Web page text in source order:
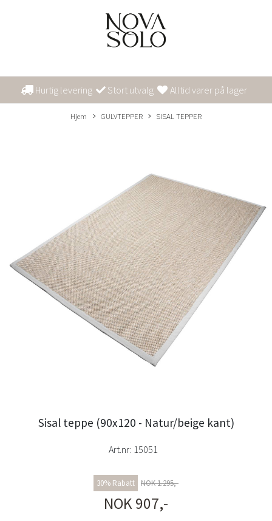
Hurtig levering Stort utvalg Alltid varer på lager
Hjem GULVTEPPER SISAL TEPPER
Sisal teppe (90x120 - Natur/beige kant)
Art.nr: 15051
30% Rabatt NOK 1.295,-
NOK 907,-